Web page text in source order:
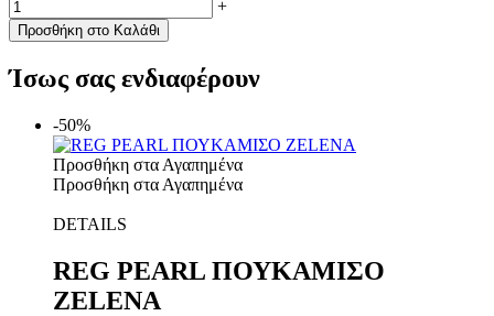
+
Προσθήκη στο Καλάθι
Ίσως σας ενδιαφέρουν
-50%
Προσθήκη στα Αγαπημένα
Προσθήκη στα Αγαπημένα
DETAILS
REG PEARL ΠΟΥΚΑΜΙΣΟ
ZELENA